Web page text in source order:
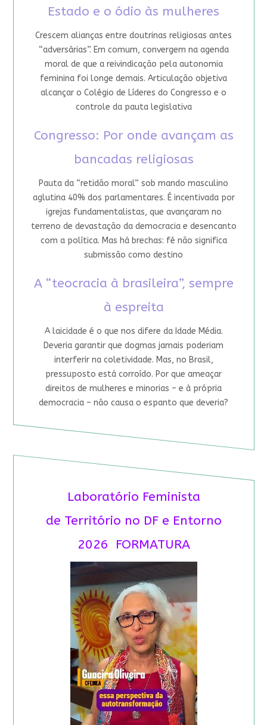
Estado e o ódio às mulheres
Crescem alianças entre doutrinas religiosas antes
“adversárias”. Em comum, convergem na agenda
moral de que a reivindicação pela autonomia
feminina foi longe demais. Articulação objetiva
alcançar o Colégio de Líderes do Congresso e o
controle da pauta legislativa
Congresso: Por onde avançam as
bancadas religiosas
Pauta da “retidão moral” sob mando masculino
aglutina 40% dos parlamentares. É incentivada por
igrejas fundamentalistas, que avançaram no
terreno de devastação da democracia e desencanto
com a política. Mas há brechas: fé não significa
submissão como destino
A “teocracia à brasileira”, sempre
à espreita
A laicidade é o que nos difere da Idade Média.
Deveria garantir que dogmas jamais poderiam
interferir na coletividade. Mas, no Brasil,
pressuposto está corroído. Por que ameaçar
direitos de mulheres e minorias – e à própria
democracia – não causa o espanto que deveria?
Laboratório Feminista
de Território no DF e Entorno
2026 FORMATURA